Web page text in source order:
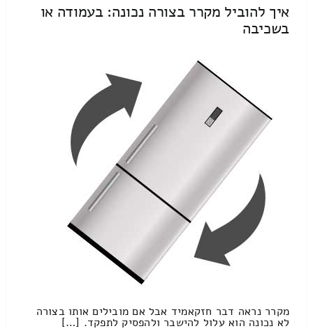
איך להוביל מקרר בצורה נכונה: בעמודה או
בשכיבה
מקרר נראה דבר חזקאמיד אבל אם מובילים אותו בצורה
לא נכונה הוא עלול להישבר ולהפסיק לתפקד. […]